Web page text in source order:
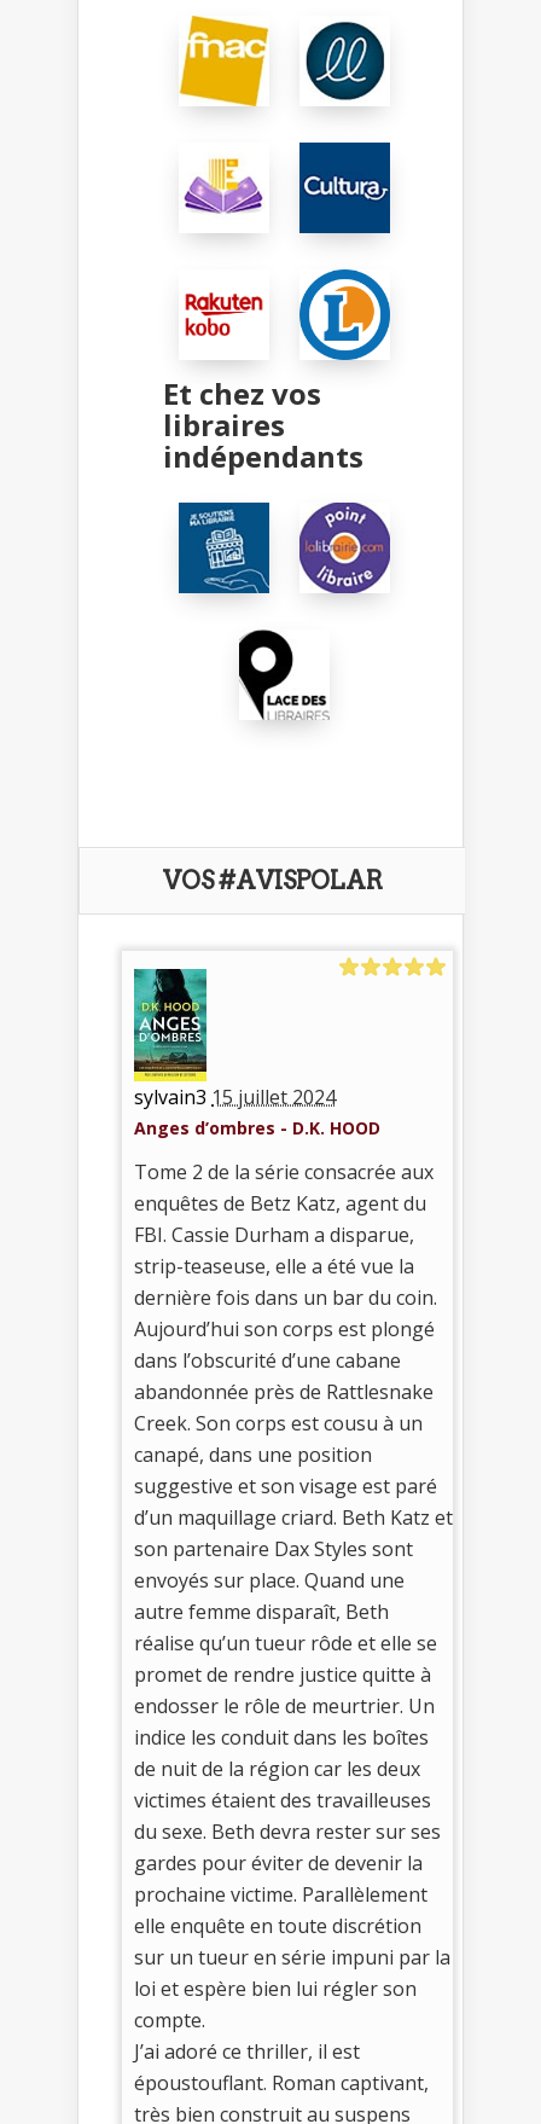
Et chez vos
libraires
indépendants
VOS #AVISPOLAR
sylvain3 15 juillet 2024
Anges d’ombres - D.K. HOOD
Tome 2 de la série consacrée aux
enquêtes de Betz Katz, agent du
FBI. Cassie Durham a disparue,
strip-teaseuse, elle a été vue la
dernière fois dans un bar du coin.
Aujourd’hui son corps est plongé
dans l’obscurité d’une cabane
abandonnée près de Rattlesnake
Creek. Son corps est cousu à un
canapé, dans une position
suggestive et son visage est paré
d’un maquillage criard. Beth Katz et
son partenaire Dax Styles sont
envoyés sur place. Quand une
autre femme disparaît, Beth
réalise qu’un tueur rôde et elle se
promet de rendre justice quitte à
endosser le rôle de meurtrier. Un
indice les conduit dans les boîtes
de nuit de la région car les deux
victimes étaient des travailleuses
du sexe. Beth devra rester sur ses
gardes pour éviter de devenir la
prochaine victime. Parallèlement
elle enquête en toute discrétion
sur un tueur en série impuni par la
loi et espère bien lui régler son
compte.
J’ai adoré ce thriller, il est
époustouflant. Roman captivant,
très bien construit au suspens